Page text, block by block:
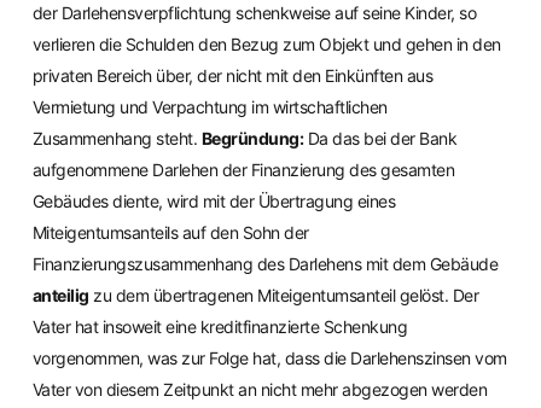
der Darlehensverpflichtung schenkweise auf seine Kinder, so
verlieren die Schulden den Bezug zum Objekt und gehen in den
privaten Bereich über, der nicht mit den Einkünften aus
Vermietung und Verpachtung im wirtschaftlichen
Zusammenhang steht. Begründung:Da das bei der Bank
aufgenommene Darlehen der Finanzierung des gesamten
Gebäudes diente, wird mit der Übertragung eines
Miteigentumsanteils auf den Sohn der
Finanzierungszusammenhang des Darlehens mit dem Gebäude
anteilig zu dem übertragenen Miteigentumsanteil gelöst. Der
Vater hat insoweit eine kreditfinanzierte Schenkung
vorgenommen, was zur Folge hat, dass die Darlehenszinsen vom
Vater von diesem Zeitpunkt an nicht mehr abgezogen werden